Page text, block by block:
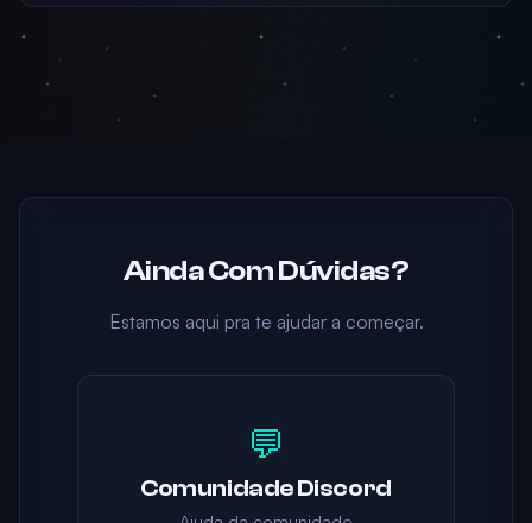
Ainda Com Dúvidas?
Estamos aqui pra te ajudar a começar.
💬
Comunidade Discord